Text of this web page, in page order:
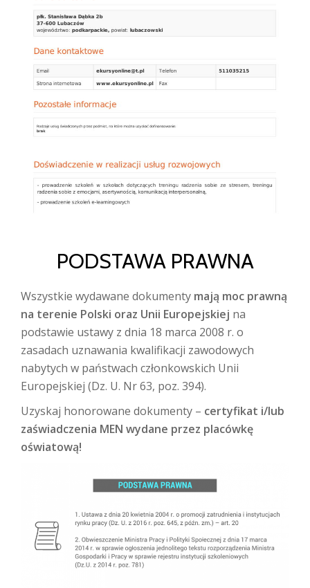
PODSTAWA PRAWNA
Wszystkie wydawane dokumenty mają moc prawną
na terenie Polski oraz Unii Europejskiej na
podstawie ustawy z dnia 18 marca 2008 r. o
zasadach uznawania kwalifikacji zawodowych
nabytych w państwach członkowskich Unii
Europejskiej (Dz. U. Nr 63, poz. 394).
Uzyskaj honorowane dokumenty – certyfikat i/lub
zaświadczenia MEN wydane przez placówkę
oświatową!